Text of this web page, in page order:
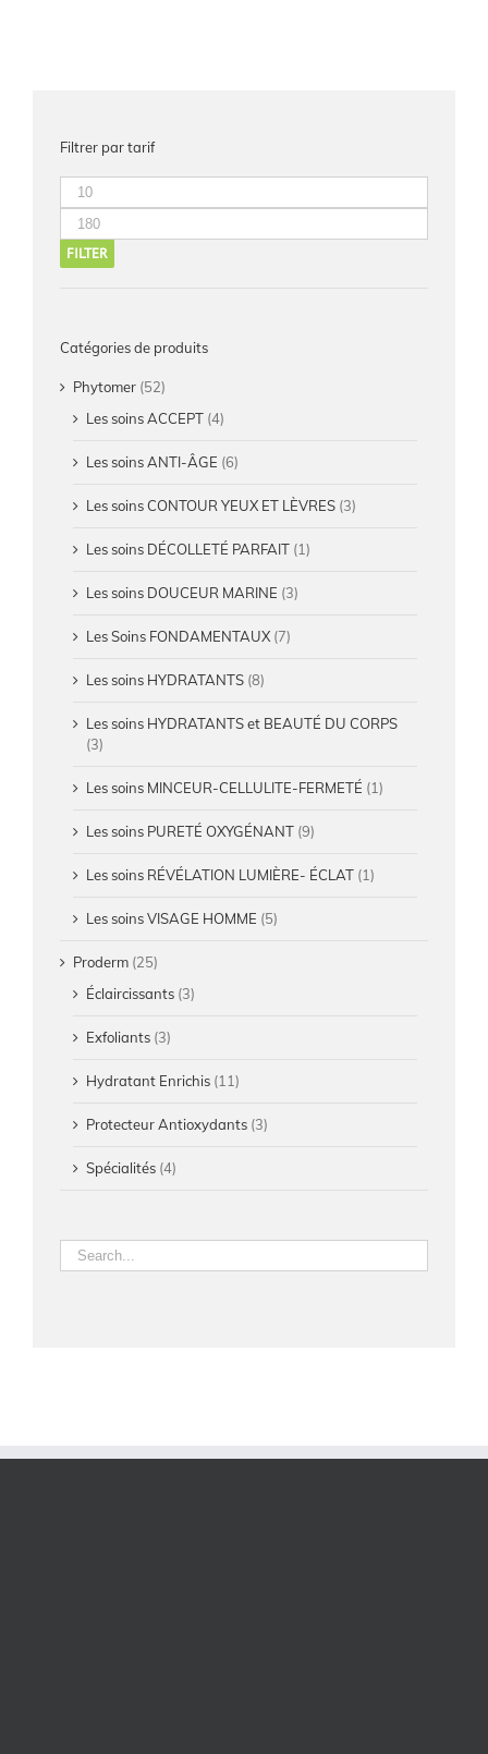
Filtrer par tarif
FILTER
Catégories de produits
Phytomer (52)
Les soins ACCEPT (4)
Les soins ANTI-ÂGE (6)
Les soins CONTOUR YEUX ET LÈVRES (3)
Les soins DÉCOLLETÉ PARFAIT (1)
Les soins DOUCEUR MARINE (3)
Les Soins FONDAMENTAUX (7)
Les soins HYDRATANTS (8)
Les soins HYDRATANTS et BEAUTÉ DU CORPS
(3)
Les soins MINCEUR-CELLULITE-FERMETÉ (1)
Les soins PURETÉ OXYGÉNANT (9)
Les soins RÉVÉLATION LUMIÈRE- ÉCLAT (1)
Les soins VISAGE HOMME (5)
Proderm (25)
Éclaircissants (3)
Exfoliants (3)
Hydratant Enrichis (11)
Protecteur Antioxydants (3)
Spécialités (4)